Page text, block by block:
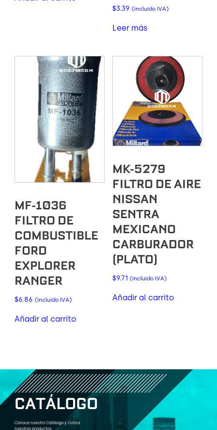
$3.39 (incluido IVA)
Leer más
MF-1036
FILTRO DE
COMBUSTIBLE
FORD
EXPLORER
RANGER
$6.86 (incluido IVA)
Añadir al carrito
MK-5279
FILTRO DE AIRE
NISSAN
SENTRA
MEXICANO
CARBURADOR
(PLATO)
$9.71 (incluido IVA)
Añadir al carrito
CATÁLOGO
Conoce nuestro Catálogo y Cotiza
nuestros productos.